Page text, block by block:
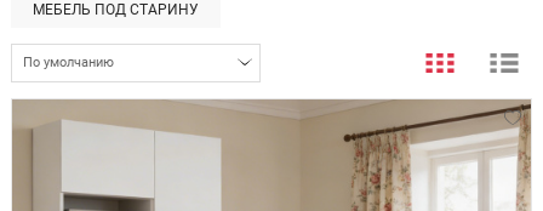
МЕБЕЛЬ ПОД СТАРИНУ
По умолчанию